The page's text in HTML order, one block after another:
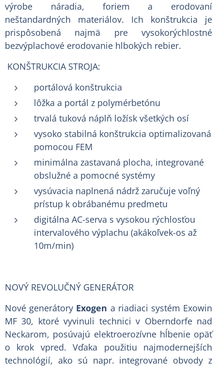
výrobe náradia, foriem a erodovaní
neštandardných materiálov. Ich konštrukcia je
prispôsobená najmä pre vysokorýchlostné
bezvýplachové erodovanie hlbokých rebier.
KONŠTRUKCIA STROJA:
portálová konštrukcia
lôžka a portál z polymérbetónu
trvalá tuková náplň ložísk všetkých osí
vysoko stabilná konštrukcia optimalizovaná
pomocou FEM
minimálna zastavaná plocha, integrované
obslužné a pomocné systémy
vysúvacia naplnená nádrž zaručuje voľný
prístup k obrábanému predmetu
digitálna AC-serva s vysokou rýchlosťou
intervalového výplachu (akákoľvek-os až
10m/min)
NOVÝ REVOLUČNÝ GENERÁTOR
Nové generátory Exogen a riadiaci systém Exowin
MF 30, ktoré vyvinuli technici v Oberndorfe nad
Neckarom, posúvajú elektroerozívne hĺbenie opäť
o krok vpred. Vďaka použitiu najmodernejších
technológií, ako sú napr. integrované obvody z